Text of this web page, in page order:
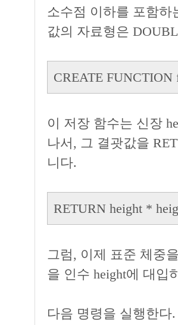
소수점 이하를 포함하
값의 자료형은
CREATE
이 저장 함수는 신장
나서, 그 결괏값을
니다.
RETURN height *
그럼, 이제 표준 체중
을 인수 height에 대입
다음 명령을 실행한다.